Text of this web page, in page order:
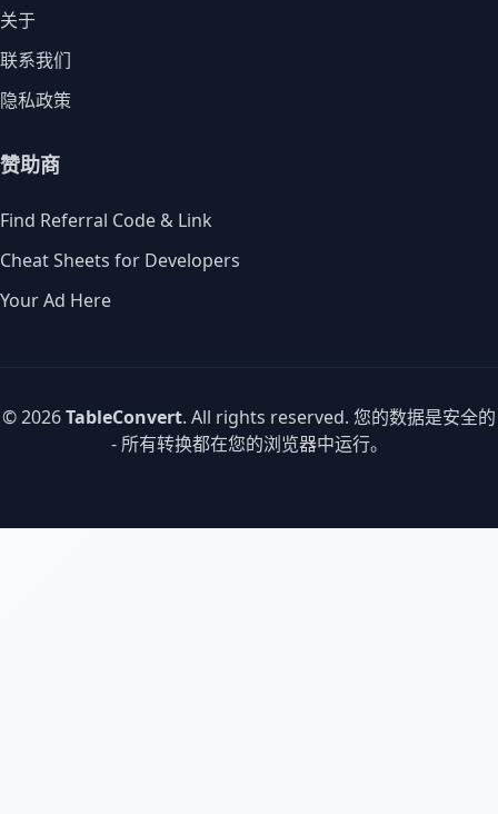
关于
联系我们
隐私政策
赞助商
Find Referral Code & Link
Cheat Sheets for Developers
Your Ad Here
© 2026TableConvert. All rights reserved. 您的数据是安全的
- 所有转换都在您的浏览器中运行。